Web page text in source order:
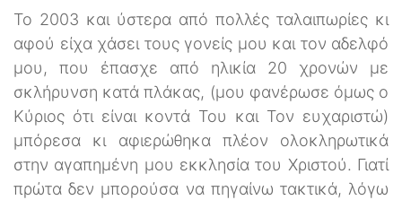
Το 2003 και ύστερα από πολλές ταλαιπωρίες κι
αφού είχα χάσει τους γονείς μου και τον αδελφό
μου, που έπασχε από ηλικία 20 χρονών με
σκλήρυνση κατά πλάκας, (μου φανέρωσε όμως ο
Κύριος ότι είναι κοντά Του και Τον ευχαριστώ)
μπόρεσα κι αφιερώθηκα πλέον ολοκληρωτικά
στην αγαπημένη μου εκκλησία του Χριστού. Γιατί
πρώτα δεν μπορούσα να πηγαίνω τακτικά, λόγω